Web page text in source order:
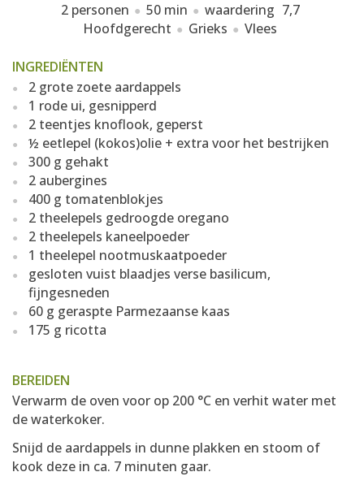
2 personen 50 min waardering 7,7
Hoofdgerecht
Grieks Vlees
INGREDIËNTEN
2 grote zoete aardappels
1 rode ui, gesnipperd
2 teentjes knoflook, geperst
½ eetlepel (kokos)olie + extra voor het bestrijken
300 g gehakt
2 aubergines
400 g tomatenblokjes
2 theelepels gedroogde oregano
2 theelepels kaneelpoeder
1 theelepel nootmuskaatpoeder
gesloten vuist blaadjes verse basilicum,
fijngesneden
60 g geraspte Parmezaanse kaas
175 g ricotta
BEREIDEN
Verwarm de oven voor op 200 °C en verhit water met
de waterkoker.
Snijd de aardappels in dunne plakken en stoom of
kook deze in ca. 7 minuten gaar.